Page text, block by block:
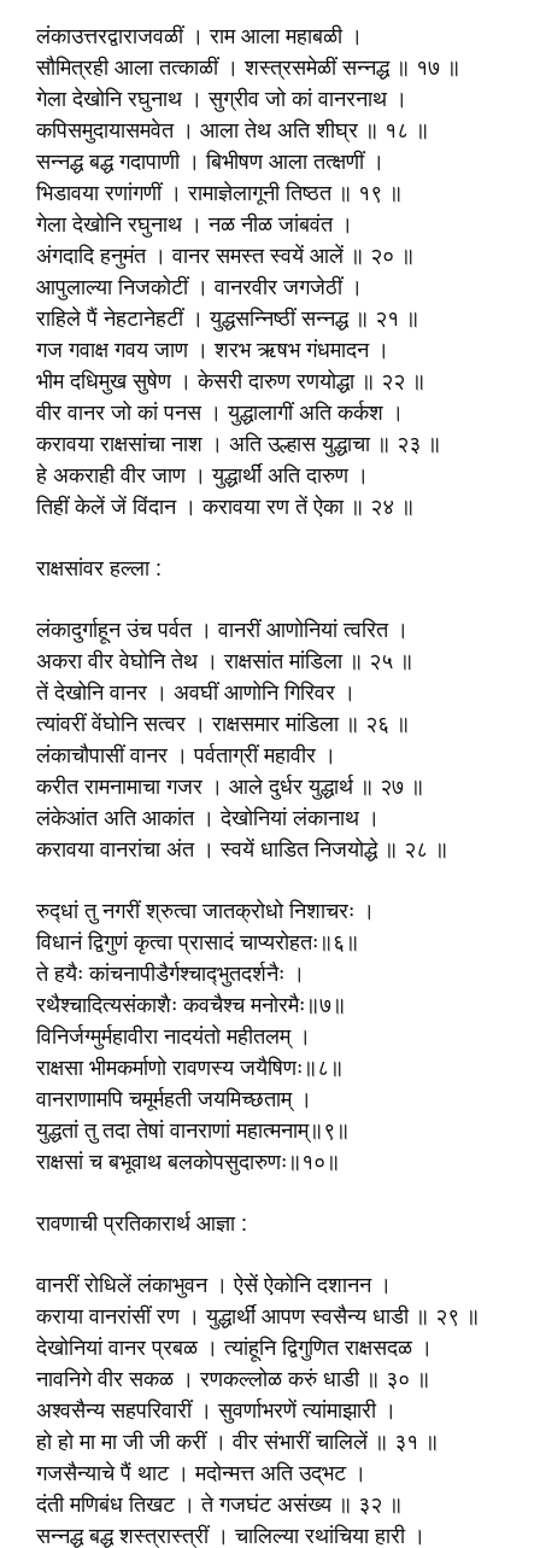
लंकाउत्तरद्वाराजवळीं । राम आला महाबळी ।
सौ‍मित्रही आला तत्काळीं । शस्त्रसमेळीं सन्नद्ध ॥ १७ ॥
गेला देखोनि रघुनाथ । सुग्रीव जो कां वानरनाथ ।
कपिसमुदायासमवेत । आला तेथ अति शीघ्र ॥ १८ ॥
सन्नद्ध बद्ध गदापाणी । बिभीषण आला तत्क्षणीं ।
भिडावया रणांगणीं । रामाज्ञेलागूनी तिष्ठत ॥ १९ ॥
गेला देखोनि रघुनाथ । नळ नीळ जांबवंत ।
अंगदादि हनुमंत । वानर समस्त स्वयें आलें ॥ २० ॥
आपुलाल्या निजकोटीं । वानरवीर जगजेठीं ।
राहिले पैं नेहटानेहटीं । युद्धसन्निष्ठीं सन्नद्ध ॥ २१ ॥
गज गवाक्ष गवय जाण । शरभ ऋषभ गंधमादन ।
भीम दधिमुख सुषेण । केसरी दारुण रणयोद्धा ॥ २२ ॥
वीर वानर जो कां पनस । युद्धालागीं अति कर्कश ।
करावया राक्षसांचा नाश । अति उल्हास युद्धाचा ॥ २३ ॥
हे अकराही वीर जाण । युद्धार्थीं अति दारुण ।
तिहीं केलें जें विंदान । करावया रण तें ऐका ॥ २४ ॥
राक्षसांवर हल्ला :
लंकादुर्गाहून उंच पर्वत । वानरीं आणोनियां त्वरित ।
अकरा वीर वेघोनि तेथ । राक्षसांत मांडिला ॥ २५ ॥
तें देखोनि वानर । अवघीं आणोनि गिरिवर ।
त्यांवरीं वेंघोनि सत्वर । राक्षसमार मांडिला ॥ २६ ॥
लंकाचौपासीं वानर । पर्वताग्रीं महावीर ।
करीत रामनामाचा गजर । आले दुर्धर युद्धार्थ ॥ २७ ॥
लंकेआंत अति आकांत । देखोनियां लंकानाथ ।
करावया वानरांचा अंत । स्वयें धाडित निजयोद्धे ॥ २८ ॥
रुद्‍धां तु नगरीं श्रुत्वा जातक्रोधो निशाचरः ।
विधानं द्विगुणं कृत्वा प्रासादं चाप्यरोहतः॥६॥
ते हयैः कांचनापीडैर्गश्चाद्‍भुतदर्शनैः ।
रथैश्चादित्यसंकाशैः कवचैश्च मनोरमैः॥७॥
विनिर्जग्मुर्महावीरा नादयंतो महीतलम् ।
राक्षसा भीमकर्माणो रावणस्य जयैषिणः॥८॥
वानराणामपि चमूर्महती जयमिच्छताम् ।
युद्धतां तु तदा तेषां वानराणां महात्मनाम्॥९॥
राक्षसां च बभूवाथ बलकोपसुदारुणः॥१०॥
रावणाची प्रतिकारार्थ आज्ञा :
वानरीं रोधिलें लंकाभुवन । ऐसें ऐकोनि दशानन ।
कराया वानरांसीं रण । युद्धार्थीं आपण स्वसैन्य धाडी ॥ २९ ॥
देखोनियां वानर प्रबळ । त्यांहूनि द्विगुणित राक्षसदळ ।
नावनिगे वीर सकळ । रणकल्लोळ करुं धाडी ॥ ३० ॥
अश्वसैन्य सहपरिवारीं । सुवर्णाभरणें त्यांमाझारी ।
हो हो मा मा जी जी करीं । वीर संभारीं चालिलें ॥ ३१ ॥
गजसैन्याचे पैं थाट । मदोन्मत्त अति उद्‌भट ।
दंती मणिबंध तिखट । ते गजघंट असंख्य ॥ ३२ ॥
सन्नद्ध बद्ध शस्त्रास्त्रीं । चालिल्या रथांचिया हारी ।